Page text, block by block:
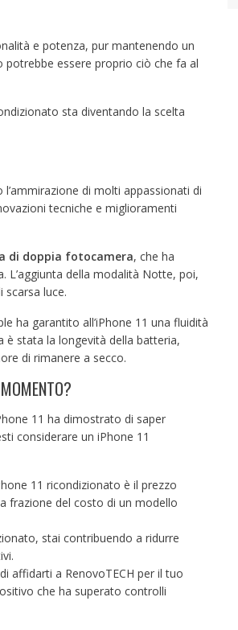
e potenza, pur mantenendo un
potrebbe essere proprio ciò che fa al
sta diventando la scelta
l’ammirazione di molti appassionati di
tecniche e miglioramenti
di doppia fotocamera, che ha
della modalità Notte, poi,
luce.
ha garantito all’iPhone 11 una fluidità
è stata la longevità della batteria,
di rimanere a secco.
11 ha dimostrato di saper
considerare un iPhone 11
11 ricondizionato è il prezzo
frazione del costo di un modello
stai contribuendo a ridurre
affidarti a RenovoTECH per il tuo
che ha superato controlli